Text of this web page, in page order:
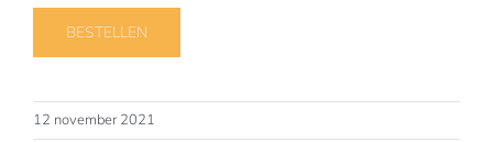
BESTELLEN
12 november 2021